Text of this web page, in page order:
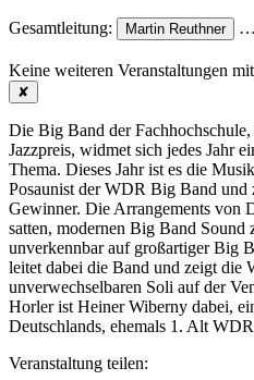
Gesamtleitung: Martin Reuthner …
Keine weiteren Veranstaltungen mit
✘
Die Big Band der
Jazzpreis, widmet sich jedes Jahr
Thema. Dieses Jahr ist es die
Posaunist der WDR Big Band und
Gewinner. Die Arrangements von
satten, modernen Big Band Sound
unverkennbar auf großartiger Big
leitet dabei die Band und zeigt die
unverwechselbaren Soli auf der
Horler ist Heiner Wiberny dabei,
Deutschlands, ehemals 1. Alt
Veranstaltung teilen: